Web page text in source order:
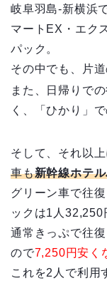
岐阜羽島-新横浜
マートEX・エク
パック。
その中でも、片道
また、日帰りで
く、「ひかり」
そして、それ以上
車も新幹線ホテ
グリーン車で往
ックは1人32,250
通常きっぷで往
ので7,250円安く
これを2人で利用